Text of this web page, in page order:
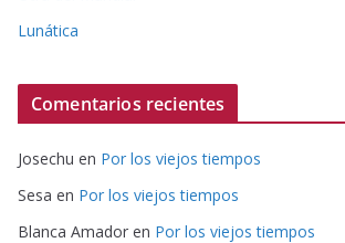
Lunática
Comentarios recientes
Josechu en Por los viejos tiempos
Sesa en Por los viejos tiempos
Blanca Amador en Por los viejos tiempos